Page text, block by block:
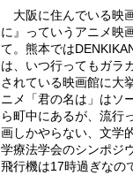
大阪に住んでいる映
に』っていうアニメ映
て。熊本では
は、いつ行ってもガラ
されている映画館に大
ニメ「君の名は」はソ
ら町中にあるが、流行
画しかやらない、文学
学療法学会のシンポジ
飛行機は17時過ぎなの